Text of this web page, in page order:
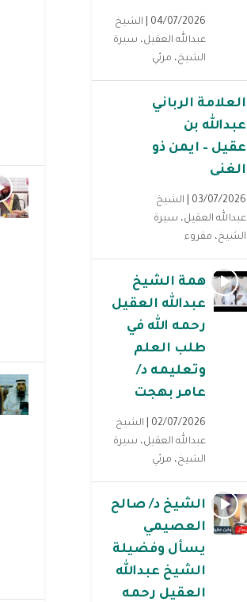
04/07/2026 |
الشيخ
عبدالله العقيل، سيرة
الشيخ، مرئي
العلامة الرباني
عبدالله بن
عقيل – ايمن ذو
الغنى
03/07/2026 |
الشيخ
عبدالله العقيل، سيرة
الشيخ، مقروء
همة الشيخ
عبدالله العقيل
رحمه الله في
طلب العلم
وتعليمه د/
عامر بهجت
02/07/2026 |
الشيخ
عبدالله العقيل، سيرة
الشيخ، مرئي
الشيخ د/ صالح
العصيمي
يسأل وفضيلة
الشيخ عبدالله
العقيل رحمه